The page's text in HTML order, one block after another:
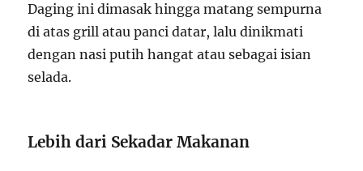
Daging ini dimasak hingga matang sempurna
di atas grill atau panci datar, lalu dinikmati
dengan nasi putih hangat atau sebagai isian
selada.
Lebih dari Sekadar Makanan